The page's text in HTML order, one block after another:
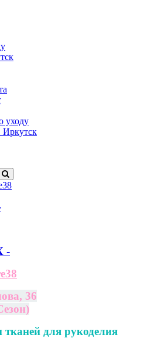
уходу
Иркутск
-
36
тканей для рукоделия